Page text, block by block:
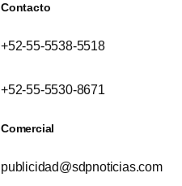
Contacto
+52-55-5538-5518
+52-55-5530-8671
Comercial
publicidad@sdpnoticias.com